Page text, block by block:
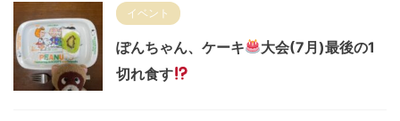
イベント
ぽんちゃん、ケーキ
大会(7月)最後の1
切れ食す